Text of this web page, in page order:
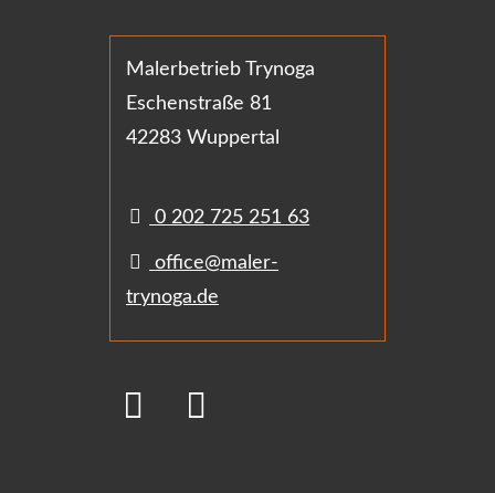
Malerbetrieb Trynoga
Eschenstraße 81
42283 Wuppertal
0 202 725 251 63
office@maler-
trynoga.de